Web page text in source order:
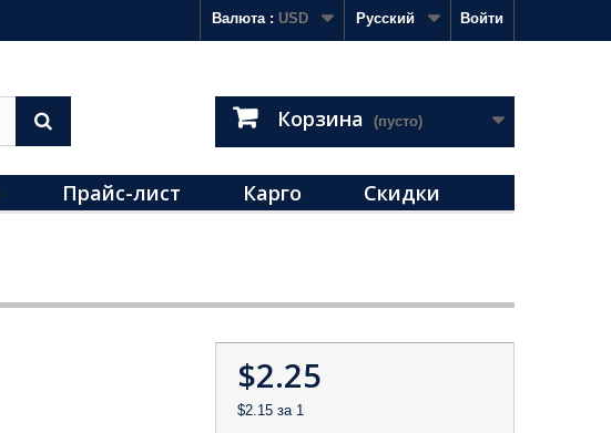
Войти
Русский
Валюта : USD
Корзина (пусто)
Прайс-лист Карго Скидки
$2.25
$2.15за 1